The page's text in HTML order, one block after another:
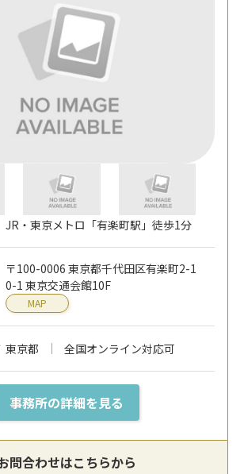
JR・東京メトロ「有楽町駅」徒歩1分
〒100-0006 東京都千代田区有楽町2-1
0-1 東京交通会館10F
MAP
東京都 全国オンライン対応可
事務所の詳細を見る
問合わせはこちらから